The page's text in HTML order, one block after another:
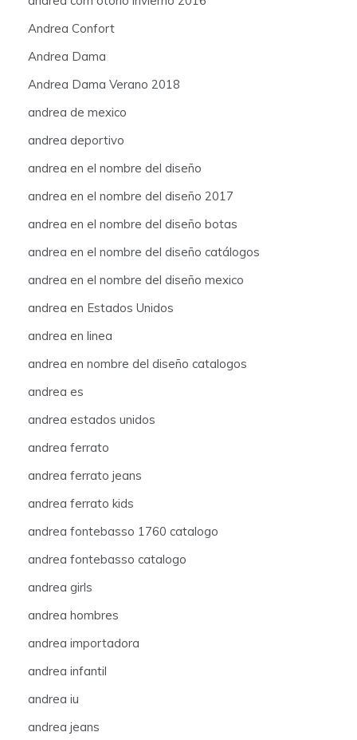
Andrea Confort
Andrea Dama
Andrea Dama Verano 2018
andrea de mexico
andrea deportivo
andrea en el nombre del diseño
andrea en el nombre del diseño 2017
andrea en el nombre del diseño botas
andrea en el nombre del diseño catálogos
andrea en el nombre del diseño mexico
andrea en Estados Unidos
andrea en linea
andrea en nombre del diseño catalogos
andrea es
andrea estados unidos
andrea ferrato
andrea ferrato jeans
andrea ferrato kids
andrea fontebasso 1760 catalogo
andrea fontebasso catalogo
andrea girls
andrea hombres
andrea importadora
andrea infantil
andrea iu
andrea jeans